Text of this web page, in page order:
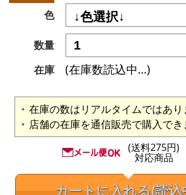
色
数量
在庫
(在庫数読込中...)
在庫の数はリアルタイムではあり
店舗の在庫を通信販売で購入でき
(送料275円)
対応商品
カートに入れる(読込